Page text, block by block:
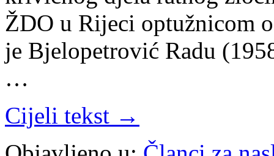
ŽDO u Rijeci optužnicom
je Bjelopetrović Radu
…
Cijeli tekst →